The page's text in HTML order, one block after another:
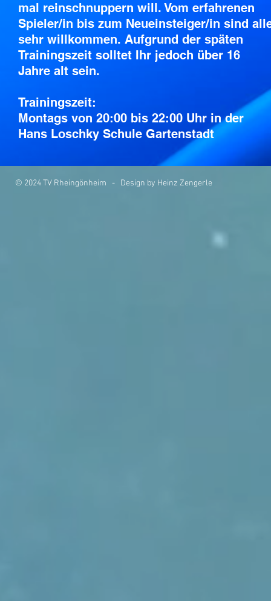
mal reinschnuppern will. Vom erfahrenen
Spieler/in bis zum Neueinsteiger/in sind
sehr willkommen. Aufgrund der späten
Trainingszeit solltet Ihr jedoch über 16
Jahre alt sein.
Trainingszeit:
Montags von 20:00 bis 22:00 Uhr in der
Hans Loschky Schule Gartenstadt
© 2024 TV Rheingönheim - Design by Heinz Zengerle